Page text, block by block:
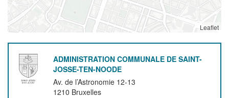
Leaflet
ADMINISTRATION COMMUNALE DE SAINT-
JOSSE-TEN-NOODE
Av. de l’Astronomie 12-13
1210 Bruxelles